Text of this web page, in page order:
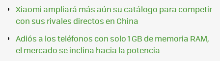
Xiaomi ampliará más aún su catálogo para competir
con sus rivales directos en China
Adiós a los teléfonos con solo 1 GB de memoria RAM,
el mercado se inclina hacia la potencia